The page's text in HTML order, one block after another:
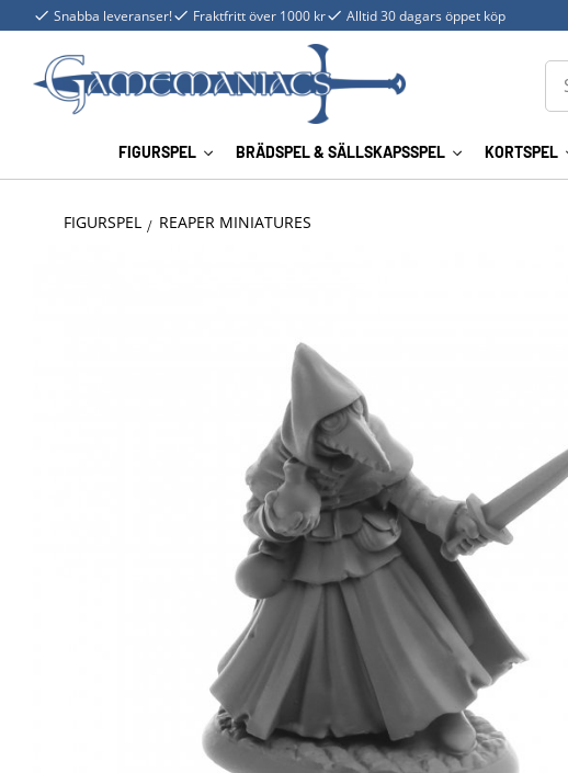
Snabba leveranser! Fraktfritt över 1000 kr Alltid 30 dagars öppet köp
FIGURSPEL BRÄDSPEL & SÄLLSKAPSSPEL KORTSPEL
FIGURSPEL REAPER MINIATURES